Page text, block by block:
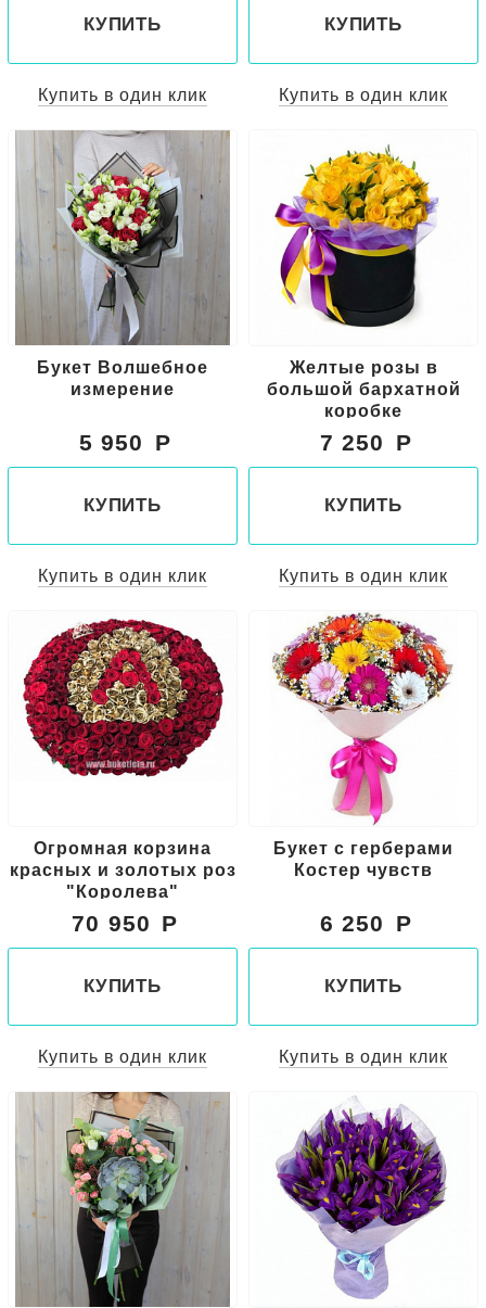
КУПИТЬ
Купить в один клик
КУПИТЬ
Купить в один клик
Букет Волшебное
измерение
5 950
КУПИТЬ
Купить в один клик
Желтые розы в
большой бархатной
коробке
7 250
КУПИТЬ
Купить в один клик
Огромная корзина
красных и золотых роз
"Королева"
70 950
КУПИТЬ
Купить в один клик
Букет с герберами
Костер чувств
6 250
КУПИТЬ
Купить в один клик